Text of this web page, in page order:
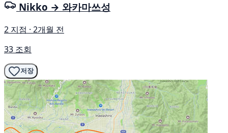
Nikko → 와카마쓰성
2 지점 · 2개월 전
33 조회
저장